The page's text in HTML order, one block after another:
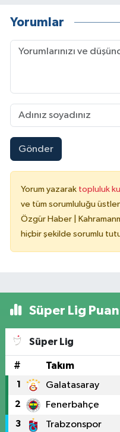
Yorumlar
Gönder
Yorum yazarak topluluk
ve tüm sorumluluğu
Özgür Haber |
hiçbir şekilde sorumlu
Süper Lig
Süper Lig
# Takım
1 Galatasaray
2 Fenerbahçe
3 Trabzonspor